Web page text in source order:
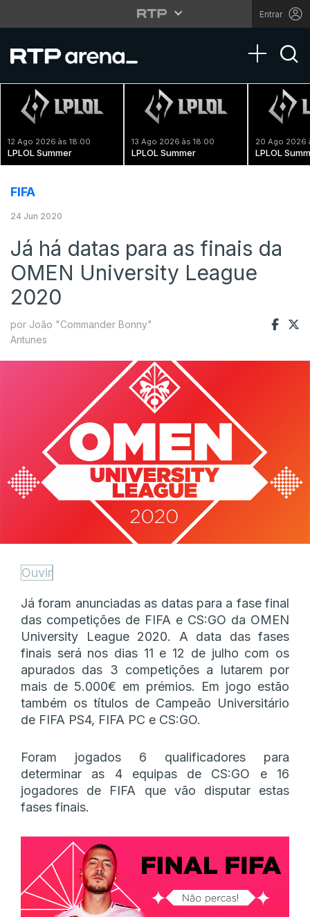
Entrar
Toggle
12 Ago 2026 às 18:00
LPLOL Summer
13 Ago 2026 às 18:00
LPLOL Summer
20 Ago 2026
LPLOL
FIFA
24 Jun 2020
Já há datas para as finais da
OMEN University League
2020
por João "Commander Bonny"
Antunes
Ouvir
Já foram anunciadas as datas para a fase final
das competições de FIFA e CS:GO da OMEN
University League 2020. A data das fases
finais será nos dias 11 e 12 de julho com os
apurados das 3 competições a lutarem por
mais de 5.000€ em prémios. Em jogo estão
também os títulos de Campeão Universitário
de FIFA PS4, FIFA PC e CS:GO.
Foram jogados 6 qualificadores para
determinar as 4 equipas de CS:GO e 16
jogadores de FIFA que vão disputar estas
fases finais.